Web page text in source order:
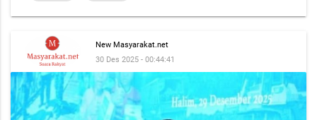
New Masyarakat.net
30 Des 2025 - 00:44:41